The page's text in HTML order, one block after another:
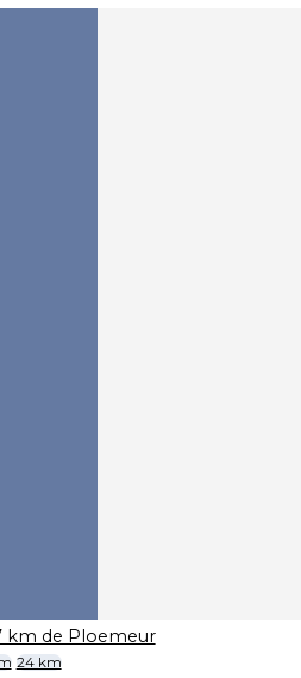
km de Ploemeur
24 km